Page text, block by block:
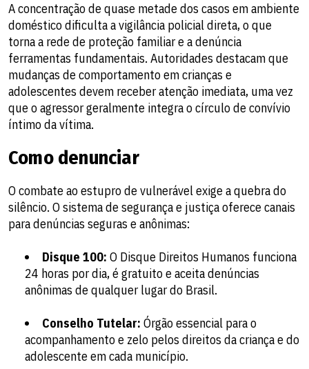
A concentração de quase metade dos casos em ambiente
doméstico dificulta a vigilância policial direta, o que
torna a rede de proteção familiar e a denúncia
ferramentas fundamentais. Autoridades destacam que
mudanças de comportamento em crianças e
adolescentes devem receber atenção imediata, uma vez
que o agressor geralmente integra o círculo de convívio
íntimo da vítima.
Como denunciar
O combate ao estupro de vulnerável exige a quebra do
silêncio. O sistema de segurança e justiça oferece canais
para denúncias seguras e anônimas:
Disque 100: O Disque Direitos Humanos funciona
24 horas por dia, é gratuito e aceita denúncias
anônimas de qualquer lugar do Brasil.
Conselho Tutelar: Órgão essencial para o
acompanhamento e zelo pelos direitos da criança e do
adolescente em cada município.